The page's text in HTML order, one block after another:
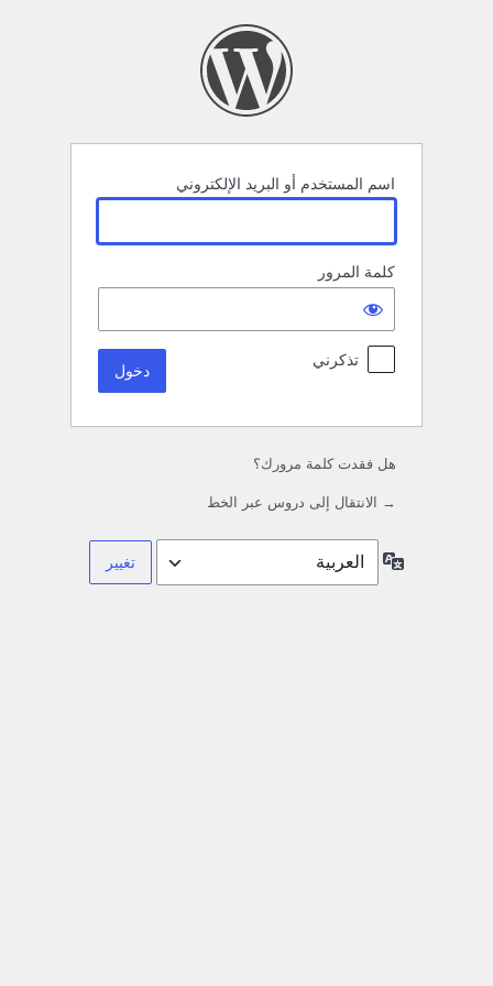
اسم المستخدم أو البريد الإلكتروني
كلمة المرور
تذكرني
هل فقدت كلمة مرورك؟
→ الانتقال إلى دروس عبر الخط
اللغة